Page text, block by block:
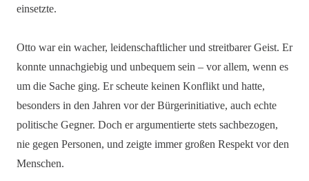
einsetzte.
Otto war ein wacher, leidenschaftlicher und streitbarer Geist. Er
konnte unnachgiebig und unbequem sein – vor allem, wenn es
um die Sache ging. Er scheute keinen Konflikt und hatte,
besonders in den Jahren vor der Bürgerinitiative, auch echte
politische Gegner. Doch er argumentierte stets sachbezogen,
nie gegen Personen, und zeigte immer großen Respekt vor den
Menschen.